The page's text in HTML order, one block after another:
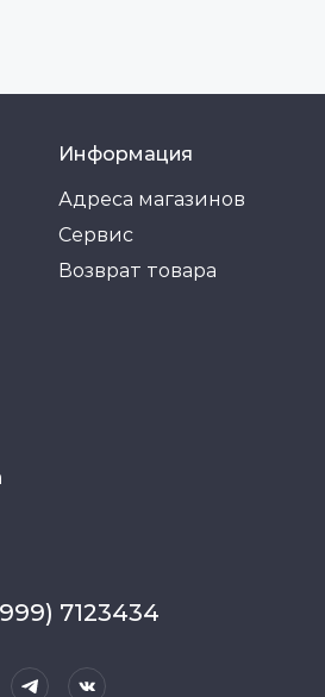
Информация
Адреса магазинов
Сервис
Возврат товара
7123434